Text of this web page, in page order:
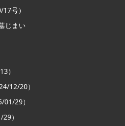
号）
じまい
）
12/20）
01/29）
）